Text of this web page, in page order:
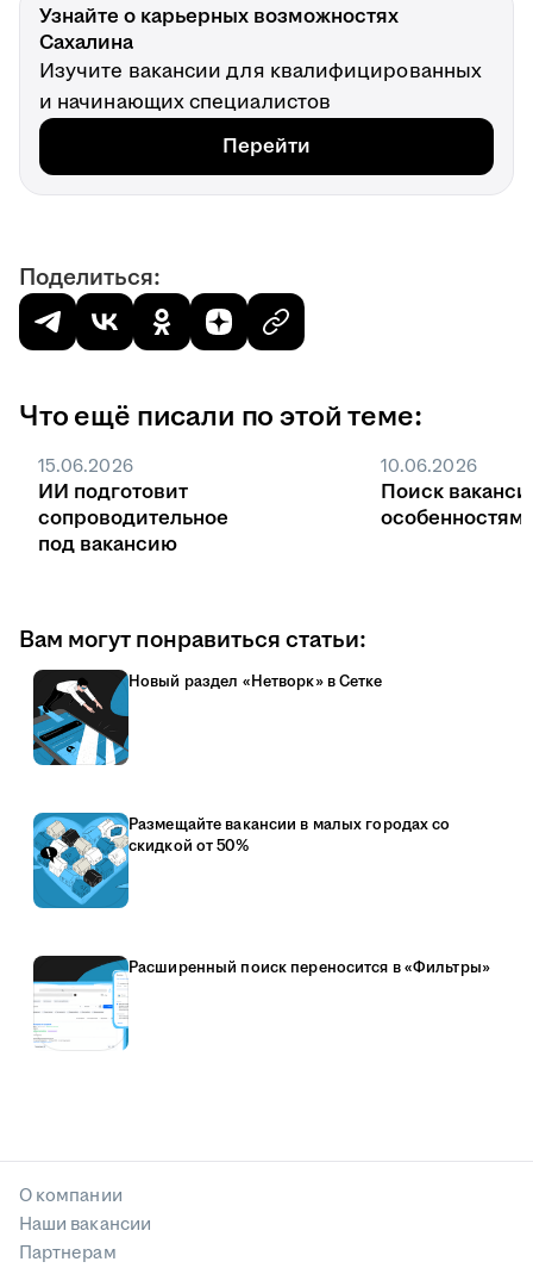
Узнайте о карьерных возможностях
Сахалина
Изучите вакансии для квалифицированных
и начинающих специалистов
Перейти
Поделиться:
Что ещё писали по этой теме:
15.06.2026
ИИ подготовит
сопроводительное
под вакансию
10.06.2026
Поиск
Вам могут понравиться статьи:
Новый раздел «Нетворк» в Сетке
Размещайте вакансии в малых городах со
скидкой от 50%
Расширенный поиск переносится в «Фильтры»
О компании
Наши вакансии
Партнерам